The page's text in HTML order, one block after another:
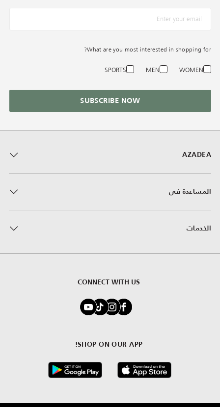
AZADEA
المساعدة في
الخدمات
CONNECT WITH US
SHOP ON OUR APP!
*البريد الإلكترونيّ
What are you most interested in shopping for?
WOMEN
MEN
SPORTS
SUBSCRIBE NOW